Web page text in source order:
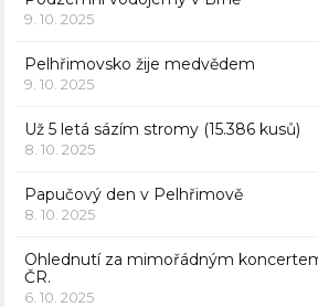
9. 10. 2025
Pelhřimovsko žije medvědem
9. 10. 2025
Už 5 letá sázím stromy (15.386 kusů)
8. 10. 2025
Papučový den v Pelhřimově
8. 10. 2025
Ohlednutí za mimořádným
ČR.
6. 10. 2025